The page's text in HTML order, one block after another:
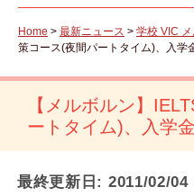
Home > 最新ニュース > 学校 VIC
策コース(夜間パートタイム)、入学
【メルボルン】
ートタイム)、入学
最終更新日: 2011/02/